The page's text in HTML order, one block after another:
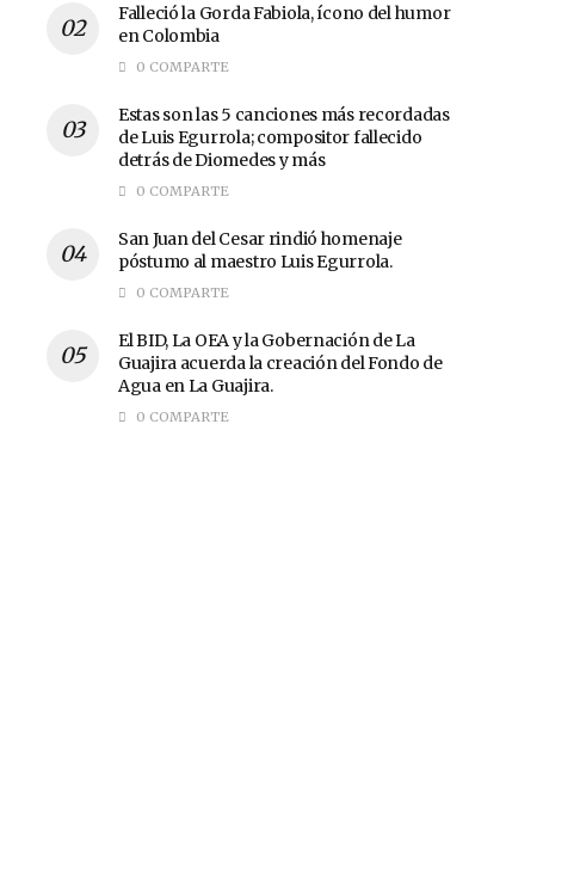
Falleció la Gorda Fabiola, ícono del humor
en Colombia
0 COMPARTE
Estas son las 5 canciones más recordadas
de Luis Egurrola; compositor fallecido
detrás de Diomedes y más
0 COMPARTE
San Juan del Cesar rindió homenaje
póstumo al maestro Luis Egurrola.
0 COMPARTE
El BID, La OEA y la Gobernación de La
Guajira acuerda la creación del Fondo de
Agua en La Guajira.
0 COMPARTE